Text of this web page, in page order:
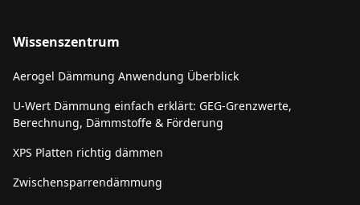
Wissenszentrum
Aerogel Dämmung Anwendung Überblick
U-Wert Dämmung einfach erklärt: GEG-Grenzwerte,
Berechnung, Dämmstoffe & Förderung
XPS Platten richtig dämmen
Zwischensparrendämmung